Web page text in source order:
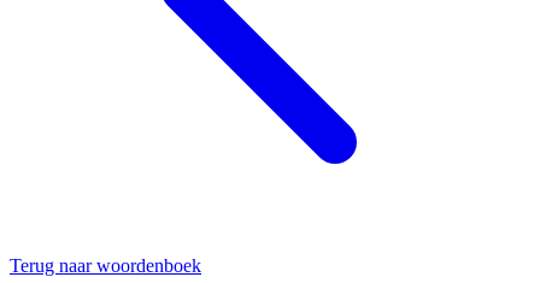
Terug naar woordenboek